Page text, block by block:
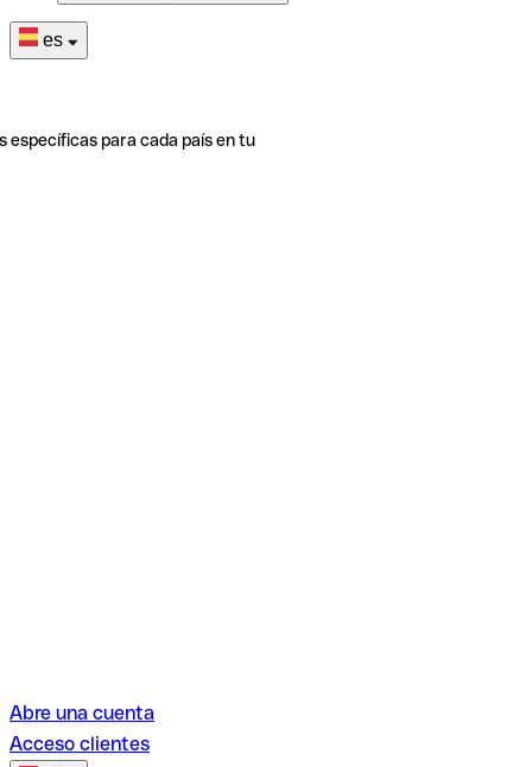
es
específicas para cada país en tu
Abre una cuenta
Acceso clientes